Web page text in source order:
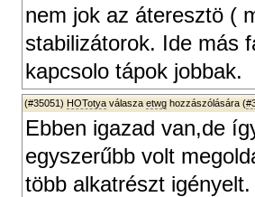
nem jok az áteresztö (
stabilizátorok. Ide más
kapcsolo tápok jobbak.
(#35051) HOTotya válasza etwg hozzászólására (
Ebben igazad van,de
egyszerűbb volt
több alkatrészt